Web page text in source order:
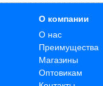
О компании
О нас
Преимущества
Магазины
Оптовикам